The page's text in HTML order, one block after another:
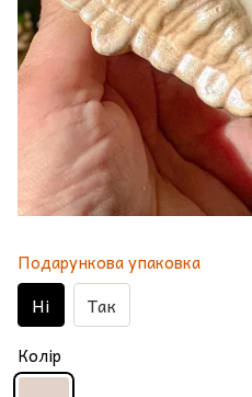
Подарункова упаковка
Ні Так
Колір